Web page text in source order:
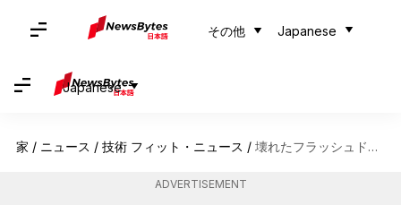
その他 Japanese
Japanese
家 / ニュース / 技術 フィット・ニュース / 壊れたフラッシュドライブからデータを回復する方法
ADVERTISEMENT